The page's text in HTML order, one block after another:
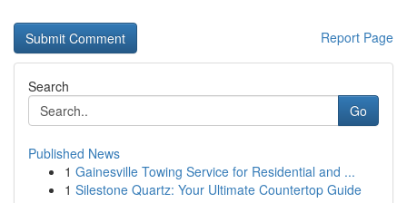
Report Page
Search
Go
Published News
1 Gainesville Towing Service for Residential and ...
1 Silestone Quartz: Your Ultimate Countertop Guide